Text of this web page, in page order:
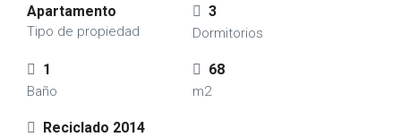
Apartamento
Tipo de propiedad
3
Dormitorios
1
Baño
68
m2
Reciclado 2014